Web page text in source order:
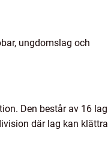
ungdomslag och
Den består av 16 lag
där lag kan klättra